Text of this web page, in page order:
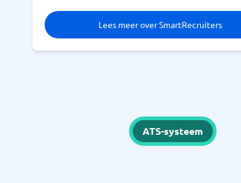
Lees meer over SmartRecruiters
ATS-systeem